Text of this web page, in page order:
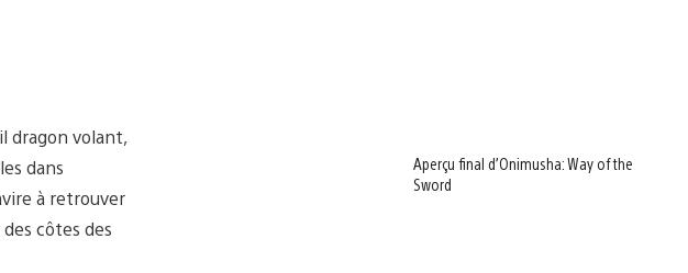
dragon volant,
dans
à retrouver
côtes des
Aperçu final d’Onimusha: Way of the
Sword